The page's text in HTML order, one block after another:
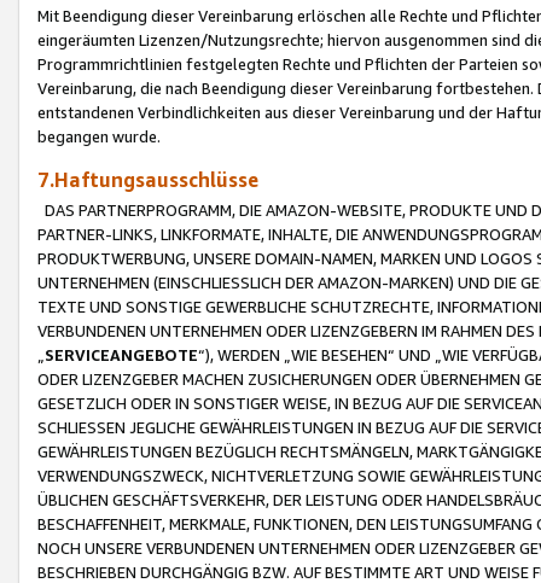
Mit Beendigung dieser Vereinbarung erlöschen alle Rechte und
eingeräumten Lizenzen/Nutzungsrechte; hiervon ausgenommen sind
Programmrichtlinien festgelegten Rechte und Pflichten der Parteien
Vereinbarung, die nach Beendigung dieser Vereinbarung
entstandenen Verbindlichkeiten aus dieser Vereinbarung und der
begangen wurde.
7.Haftungsausschlüsse
DAS PARTNERPROGRAMM, DIE AMAZON-WEBSITE, PRODUKTE UND
PARTNER-LINKS, LINKFORMATE, INHALTE, DIE
PRODUKTWERBUNG, UNSERE DOMAIN-NAMEN, MARKEN UND
UNTERNEHMEN (EINSCHLIESSLICH DER AMAZON-MARKEN) UND DIE
TEXTE UND SONSTIGE GEWERBLICHE SCHUTZRECHTE,
VERBUNDENEN UNTERNEHMEN ODER LIZENZGEBERN IM RAHMEN
SERVICEANGEBOTE“), WERDEN „WIE BESEHEN“ UND „WIE
ODER LIZENZGEBER MACHEN ZUSICHERUNGEN ODER ÜBERNEHMEN
GESETZLICH ODER IN SONSTIGER WEISE, IN BEZUG AUF DIE
SCHLIESSEN JEGLICHE GEWÄHRLEISTUNGEN IN BEZUG AUF DIE
GEWÄHRLEISTUNGEN BEZÜGLICH RECHTSMÄNGELN,
VERWENDUNGSZWECK, NICHTVERLETZUNG SOWIE
ÜBLICHEN GESCHÄFTSVERKEHR, DER LEISTUNG ODER
BESCHAFFENHEIT, MERKMALE, FUNKTIONEN, DEN
NOCH UNSERE VERBUNDENEN UNTERNEHMEN ODER LIZENZGEBER
BESCHRIEBEN DURCHGÄNGIG BZW. AUF BESTIMMTE ART UND